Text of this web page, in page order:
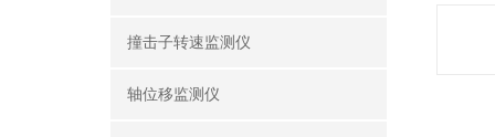
撞击子转速监测仪
轴位移监测仪